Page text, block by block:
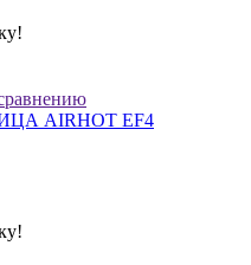
AIRHOT EF4